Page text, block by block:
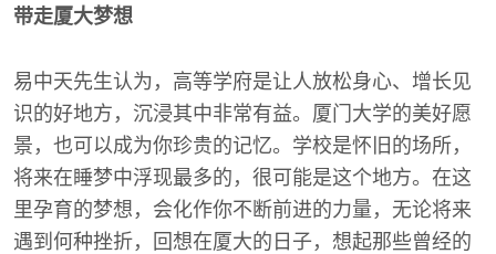
带走厦大梦想
易中天先生认为，高等学府是让人放松身心、增长见
识的好地方，沉浸其中非常有益。厦门大学的美好愿
景，也可以成为你珍贵的记忆。学校是怀旧的场所，
将来在睡梦中浮现最多的，很可能是这个地方。在这
里孕育的梦想，会化作你不断前进的力量，无论将来
遇到何种挫折，回想在厦大的日子，想起那些曾经的